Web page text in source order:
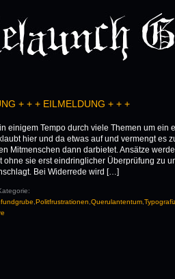
+ + + EILMELDUNG + + +
einigem Tempo durch viele Themen um ein
hier und da etwas auf und vermengt es
Mitmenschen dann darbietet. Ansätze
ohne sie erst eindringlicher Überprüfung zu
Bei Widerrede wird […]
Politfrustrationen Querulantentum